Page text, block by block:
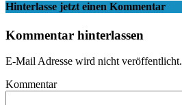
Hinterlasse jetzt einen Kommentar
Kommentar hinterlassen
E-Mail Adresse wird nicht veröffentlicht.
Kommentar